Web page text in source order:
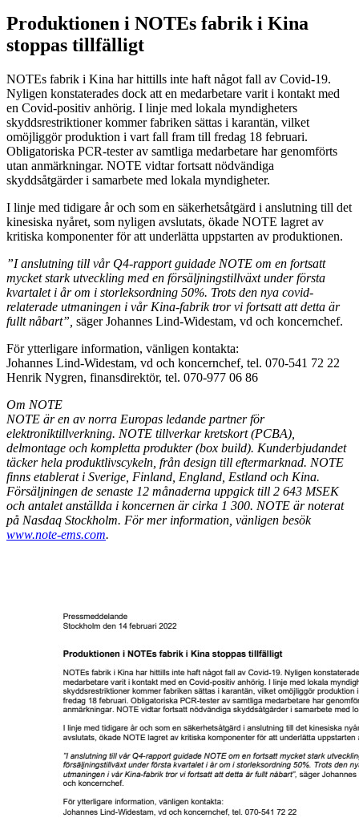
Produktionen i NOTEs fabrik i Kina
stoppas tillfälligt
NOTEs fabrik i Kina har hittills inte haft något fall av Covid-19.
Nyligen konstaterades dock att en medarbetare varit i kontakt med
en Covid-positiv anhörig. I linje med lokala myndigheters
skyddsrestriktioner kommer fabriken sättas i karantän, vilket
omöjliggör produktion i vart fall fram till fredag 18 februari.
Obligatoriska PCR-tester av samtliga medarbetare har genomförts
utan anmärkningar. NOTE vidtar fortsatt nödvändiga
skyddsåtgärder i samarbete med lokala myndigheter.
I linje med tidigare år och som en säkerhetsåtgärd i anslutning till det
kinesiska nyåret, som nyligen avslutats, ökade NOTE lagret av
kritiska komponenter för att underlätta uppstarten av produktionen.
”I anslutning till vår Q4-rapport guidade NOTE om en fortsatt
mycket stark utveckling med en försäljningstillväxt under första
kvartalet i år om i storleksordning 50%. Trots den nya covid-
relaterade utmaningen i vår Kina-fabrik tror vi fortsatt att detta är
fullt nåbart”, säger Johannes Lind-Widestam, vd och koncernchef.
För ytterligare information, vänligen kontakta:
Johannes Lind-Widestam, vd och koncernchef, tel. 070-541 72 22
Henrik Nygren, finansdirektör, tel. 070-977 06 86
Om NOTE
NOTE är en av norra Europas ledande partner för
elektroniktillverkning. NOTE tillverkar kretskort (PCBA),
delmontage och kompletta produkter (box build). Kunderbjudandet
täcker hela produktlivscykeln, från design till eftermarknad. NOTE
finns etablerat i Sverige, Finland, England, Estland och Kina.
Försäljningen de senaste 12 månaderna uppgick till 2 643 MSEK
och antalet anställda i koncernen är cirka 1 300. NOTE är noterat
på Nasdaq Stockholm. För mer information, vänligen besök
www.note-ems.com.